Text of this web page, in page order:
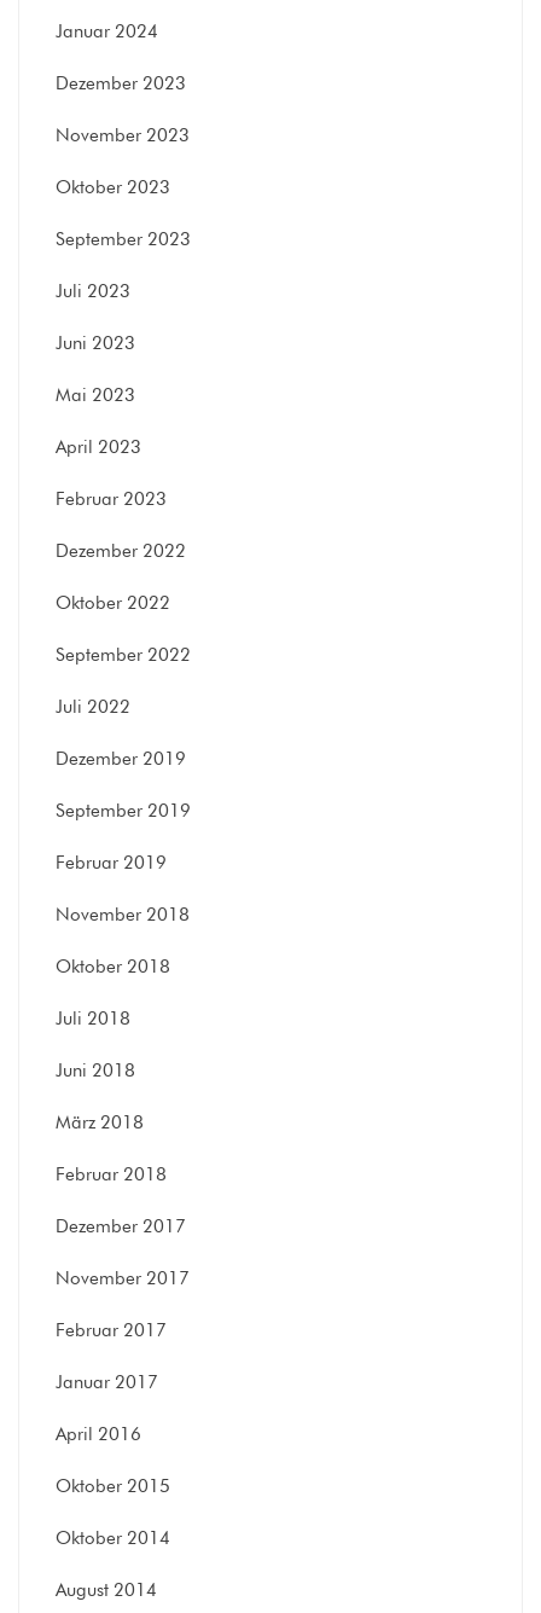
Januar 2024
Dezember 2023
November 2023
Oktober 2023
September 2023
Juli 2023
Juni 2023
Mai 2023
April 2023
Februar 2023
Dezember 2022
Oktober 2022
September 2022
Juli 2022
Dezember 2019
September 2019
Februar 2019
November 2018
Oktober 2018
Juli 2018
Juni 2018
März 2018
Februar 2018
Dezember 2017
November 2017
Februar 2017
Januar 2017
April 2016
Oktober 2015
Oktober 2014
August 2014